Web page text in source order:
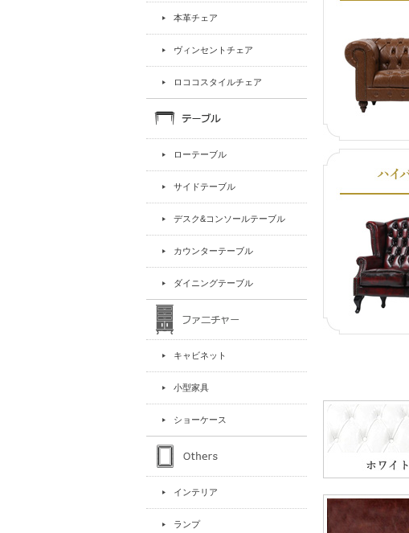
本革チェア
ヴィンセントチェア
ロココスタイルチェア
ローテーブル
サイドテーブル
デスク&コンソールテーブル
カウンターテーブル
ダイニングテーブル
キャビネット
小型家具
ショーケース
インテリア
ランプ